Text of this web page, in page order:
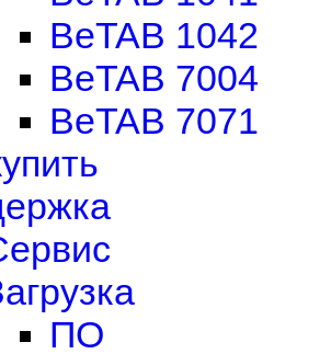
BeTAB 1042
BeTAB 7004
BeTAB 7071
ПО